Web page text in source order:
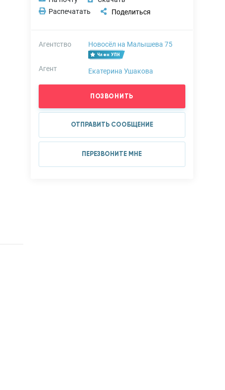
Распечатать
Поделиться
Агентство Новосёл на Малышева 75
Член УПН
Агент Екатерина Ушакова
ПОЗВОНИТЬ
ОТПРАВИТЬ СООБЩЕНИЕ
ПЕРЕЗВОНИТЕ МНЕ